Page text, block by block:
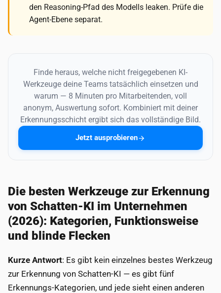
den Reasoning-Pfad des Modells leaken. Prüfe die
Agent-Ebene separat.
Finde heraus, welche nicht freigegebenen KI-
Werkzeuge deine Teams tatsächlich einsetzen und
warum — 8 Minuten pro Mitarbeitenden, voll
anonym, Auswertung sofort. Kombiniert mit deiner
Erkennungsschicht ergibt sich das vollständige Bild.
Jetzt ausprobieren
Die besten Werkzeuge zur Erkennung
von Schatten-KI im Unternehmen
(2026): Kategorien, Funktionsweise
und blinde Flecken
Kurze Antwort: Es gibt kein einzelnes bestes Werkzeug
zur Erkennung von Schatten-KI — es gibt fünf
Erkennungs-Kategorien, und jede sieht einen anderen